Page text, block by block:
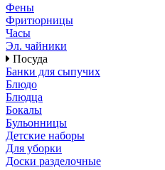
Фены
Фритюрницы
Часы
Эл. чайники
Посуда
Банки для сыпучих
Блюдо
Блюдца
Бокалы
Бульонницы
Детские наборы
Для уборки
Доски разделочные